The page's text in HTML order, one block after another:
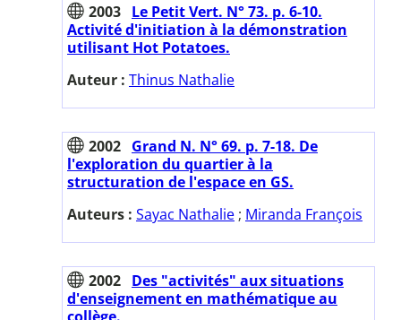
2003 Le Petit Vert. N° 73. p. 6-10.
Activité d'initiation à la démonstration
utilisant Hot Potatoes.
Auteur : Thinus Nathalie
2002 Grand N. N° 69. p. 7-18. De
l'exploration du quartier à la
structuration de l'espace en GS.
Auteurs : Sayac Nathalie ; Miranda François
2002 Des "activités" aux situations
d'enseignement en mathématique au